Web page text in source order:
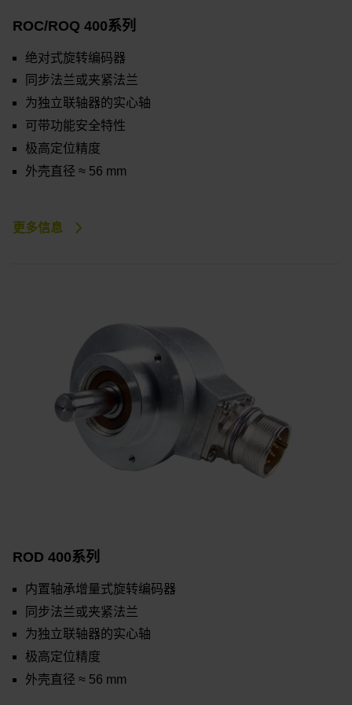
ROC/ROQ 400系列
绝对式旋转编码器
同步法兰或夹紧法兰
为独立联轴器的实心轴
可带功能安全特性
极高定位精度
外壳直径 ≈ 56 mm
更多信息
ROD 400系列
内置轴承增量式旋转编码器
同步法兰或夹紧法兰
为独立联轴器的实心轴
极高定位精度
外壳直径 ≈ 56 mm